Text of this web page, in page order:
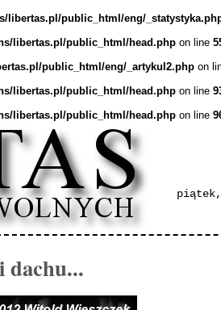
libertas.pl/public_html/eng/
libertas.pl/public_html/head.phpon line
public_html/eng/_artykul2.phpon
libertas.pl/public_html/head.phpon line
libertas.pl/public_html/head.phpon line
dachu...